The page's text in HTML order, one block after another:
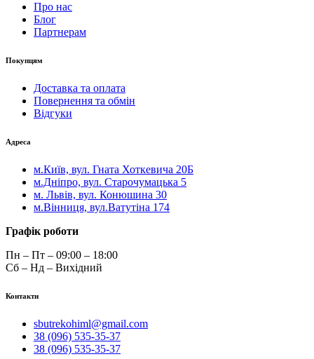
Про нас
Блог
Партнерам
Покупцям
Доставка та оплата
Повернення та обмін
Відгуки
Адреса
м.Київ, вул. Гната Хоткевича 20Б
м.Дніпро, вул. Старочумацька 5
м. Львів, вул. Конюшина 30
м.Вінниця, вул.Ватутіна 174
Графік роботи
Пн – Пт – 09:00 – 18:00
Сб – Нд – Вихідний
Контакти
sbutrekohiml@gmail.com
38 (096) 535-35-37
38 (096) 535-35-37